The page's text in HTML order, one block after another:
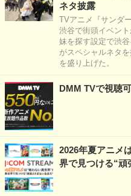
ネタ披露
TVアニメ『サンダ
渋谷で街頭イベン
妹を探す設定で渋
がスペシャルネタ
を盛り上げた。
DMM TVで視聴
2026年夏アニメ
界で見つける“頑